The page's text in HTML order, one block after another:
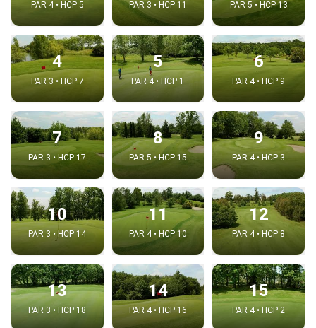
PAR 4 • HCP 5 PAR 3 • HCP 11 PAR 5 • HCP 13
4
PAR 3 • HCP 7
5
PAR 4 • HCP 1
6
PAR 4 • HCP 9
7
PAR 3 • HCP 17
8
PAR 5 • HCP 15
9
PAR 4 • HCP 3
10
PAR 3 • HCP 14
11
PAR 4 • HCP 10
12
PAR 4 • HCP 8
13
PAR 3 • HCP 18
14
PAR 4 • HCP 16
15
PAR 4 • HCP 2